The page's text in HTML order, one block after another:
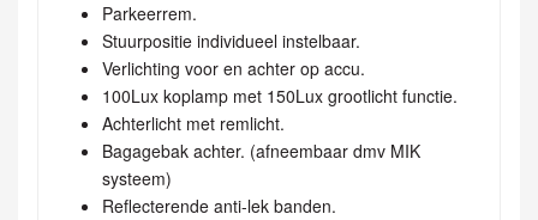
Parkeerrem.
Stuurpositie individueel instelbaar.
Verlichting voor en achter op accu.
100Lux koplamp met 150Lux grootlicht functie.
Achterlicht met remlicht.
Bagagebak achter. (afneembaar dmv MIK
systeem)
Reflecterende anti-lek banden.